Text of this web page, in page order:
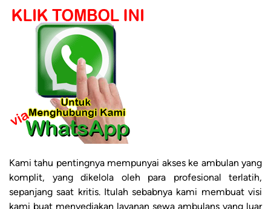
Kami tahu pentingnya mempunyai akses ke ambulan yang
komplit, yang dikelola oleh para profesional terlatih,
sepanjang saat kritis. Itulah sebabnya kami membuat visi
kami buat menyediakan layanan sewa ambulans yang luar